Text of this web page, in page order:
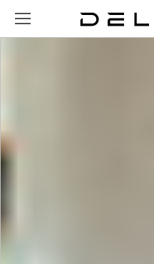
Zum Hauptinhalt springen